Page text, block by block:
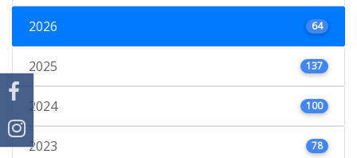
2026 64
2025 137
2024 100
2023 78